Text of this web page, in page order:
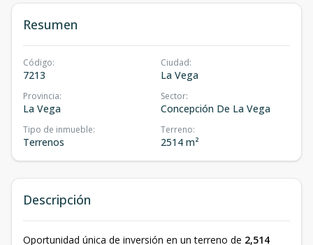
Resumen
Código:
7213
Ciudad:
La Vega
Provincia:
La Vega
Sector:
Concepción De La Vega
Tipo de inmueble:
Terrenos
Terreno:
2514 m²
Descripción
Oportunidad única de inversión en un terreno de 2,514